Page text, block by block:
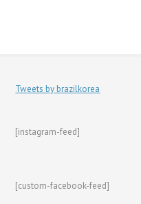
Tweets by brazilkorea
[instagram-feed]
[custom-facebook-feed]